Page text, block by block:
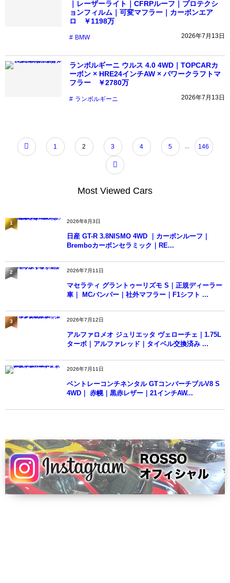
｜レーザーライト｜CFRPルーフ｜プロテクシ
ョンフィルム｜可変マフラー｜カーボンエア
ロ ￥1198万
BMW 2026年7月13日
ランボルギーニ ウルス 4.0 4WD｜TOPCARカ
ーボン × HRE24インチAW × パワークラフトマ
フラー ￥2780万
ランボルギーニ 2026年7月13日
1 2 3 4 5 146
Most Viewed Cars
2026年8月3日
日産 GT-R 3.8NISMO 4WD ｜カーボンルーフ｜
Bremboカーボンセラミック｜RE...
1
2026年7月11日
マセラティ グラントゥーリズモ S｜正規ディーラー
車｜ MCバンパー｜社外マフラー｜F1シフト ...
2
2026年7月12日
アルファロメオ ジュリエッタ ヴェローチェ｜1.75L
ターボ｜アルファレッド｜タイベル交換済み ...
3
2026年7月11日
ベントレーコンチネンタル GTコンバーチブルV8 S
4WD｜ 赤幌｜黒赤レザー｜21インチAW...
4